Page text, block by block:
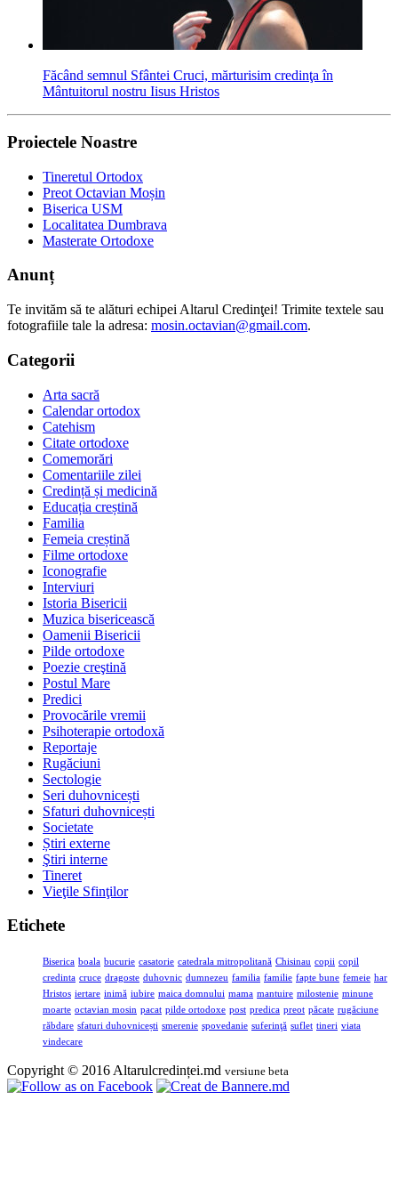
Făcând semnul Sfântei Cruci, mărturisim credinţa în
Mântuitorul nostru Iisus Hristos
Proiectele Noastre
Tineretul Ortodox
Preot Octavian Moșin
Biserica USM
Localitatea Dumbrava
Masterate Ortodoxe
Anunț
Te invităm să te alături echipei Altarul Credinţei! Trimite textele sau
fotografiile tale la adresa: mosin.octavian@gmail.com.
Categorii
Arta sacră
Calendar ortodox
Catehism
Citate ortodoxe
Comemorări
Comentariile zilei
Credință și medicină
Educația creștină
Familia
Femeia creștină
Filme ortodoxe
Iconografie
Interviuri
Istoria Bisericii
Muzica bisericească
Oamenii Bisericii
Pilde ortodoxe
Poezie creştină
Postul Mare
Predici
Provocările vremii
Psihoterapie ortodoxă
Reportaje
Rugăciuni
Sectologie
Seri duhovnicești
Sfaturi duhovnicești
Societate
Știri externe
Ştiri interne
Tineret
Vieţile Sfinţilor
Etichete
Biserica boala bucurie casatorie catedrala mitropolitană Chisinau copii copil
credinta cruce dragoste duhovnic dumnezeu familia familie fapte bune femeie har
Hristos iertare inimă iubire maica domnului mama mantuire milostenie minune
moarte octavian mosin pacat pilde ortodoxe post predica preot păcate rugăciune
răbdare sfaturi duhovnicești smerenie spovedanie suferinţă suflet tineri viata
vindecare
Copyright © 2016 Altarulcredinței.md versiune beta